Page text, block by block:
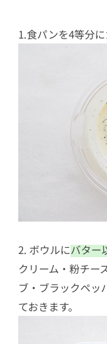
1.食パンを4等分に
2. ボウルにバター
クリーム・粉チー
ブ・ブラックペッ
ておきます。